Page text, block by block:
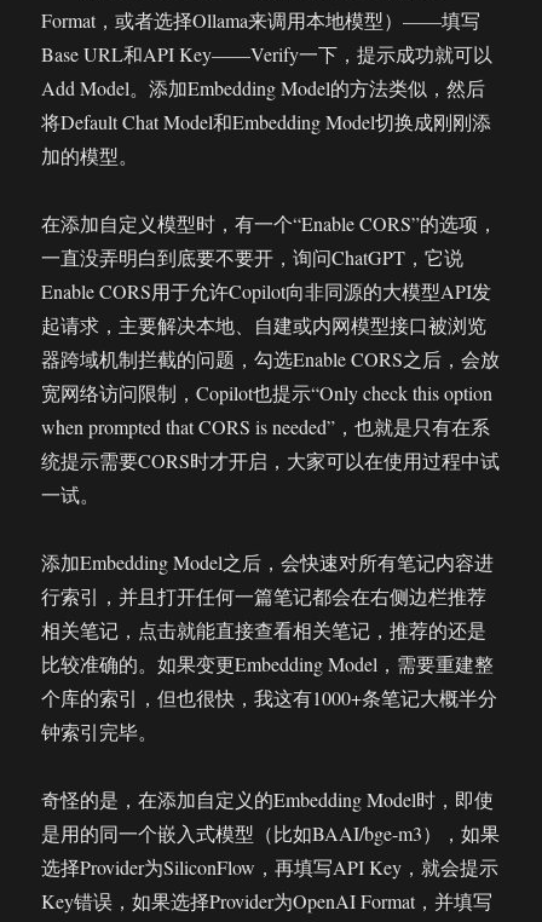
Format，或者选择Ollama来调用本地模型）——填写
Base URL和API Key——Verify一下，提示成功就可以
Add Model。添加Embedding Model的方法类似，然后
将Default Chat Model和Embedding Model切换成刚刚添
加的模型。
在添加自定义模型时，有一个“Enable CORS”的选项，
一直没弄明白到底要不要开，询问ChatGPT，它说
Enable CORS用于允许Copilot向非同源的大模型API发
起请求，主要解决本地、自建或内网模型接口被浏览
器跨域机制拦截的问题，勾选Enable CORS之后，会放
宽网络访问限制，Copilot也提示“Only check this option
when prompted that CORS is needed”，也就是只有在系
统提示需要CORS时才开启，大家可以在使用过程中试
一试。
添加Embedding Model之后，会快速对所有笔记内容进
行索引，并且打开任何一篇笔记都会在右侧边栏推荐
相关笔记，点击就能直接查看相关笔记，推荐的还是
比较准确的。如果变更Embedding Model，需要重建整
个库的索引，但也很快，我这有1000+条笔记大概半分
钟索引完毕。
奇怪的是，在添加自定义的Embedding Model时，即使
是用的同一个嵌入式模型（比如BAAI/bge-m3），如果
选择Provider为SiliconFlow，再填写API Key，就会提示
Key错误，如果选择Provider为OpenAI Format，并填写